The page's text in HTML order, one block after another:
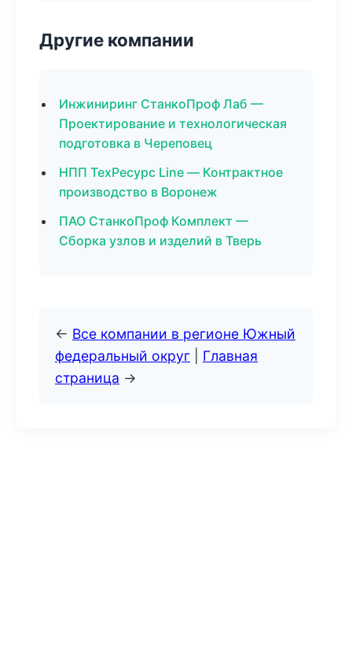
Другие компании
Инжиниринг СтанкоПроф Лаб —
Проектирование и технологическая
подготовка в Череповец
НПП ТехРесурс Line — Контрактное
производство в Воронеж
ПАО СтанкоПроф Комплект —
Сборка узлов и изделий в Тверь
← Все компании в регионе Южный
федеральный округ
Главная
страница →